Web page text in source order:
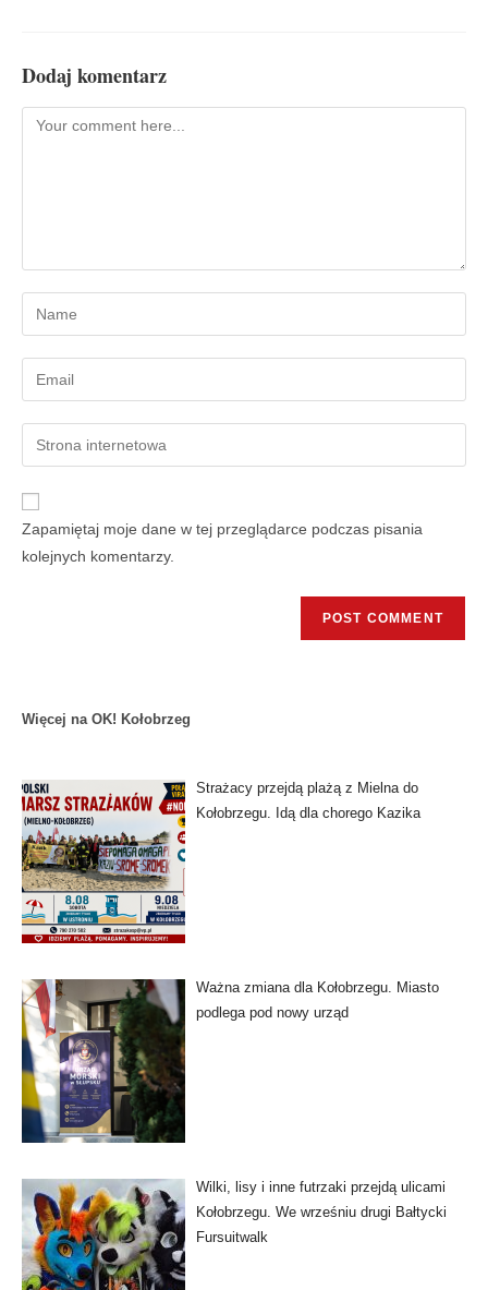
Dodaj komentarz
Zapamiętaj moje dane w tej przeglądarce podczas pisania
kolejnych komentarzy.
Więcej na OK! Kołobrzeg
Strażacy przejdą plażą z Mielna do
Kołobrzegu. Idą dla chorego Kazika
Ważna zmiana dla Kołobrzegu. Miasto
podlega pod nowy urząd
Wilki, lisy i inne futrzaki przejdą ulicami
Kołobrzegu. We wrześniu drugi Bałtycki
Fursuitwalk